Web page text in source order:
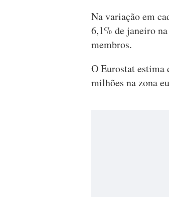
Na variação em
6,1% de janeiro
membros.
O Eurostat estima
milhões na zona